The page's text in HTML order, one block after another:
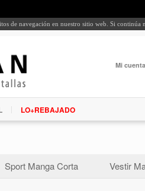
de navegación en nuestro sitio web. Si
Mi cuenta
LO+REBAJADO
Sport Manga Corta Vestir